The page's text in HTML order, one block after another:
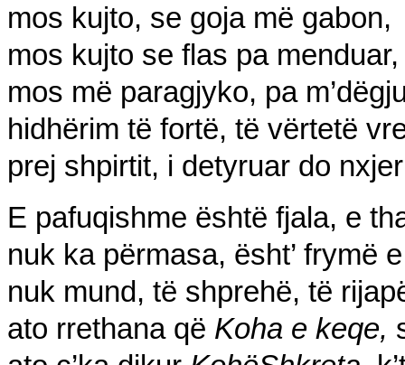
mos kujto, se goja më gabon,
mos kujto se flas pa menduar,
mos më paragjyko, pa
hidhërim të fortë, të vërtetë
prej shpirtit, i detyruar do
E pafuqishme është fjala, e
nuk ka përmasa, ësht’ frymë
nuk mund, të shprehë, të
ato rrethana që Koha e keqe,